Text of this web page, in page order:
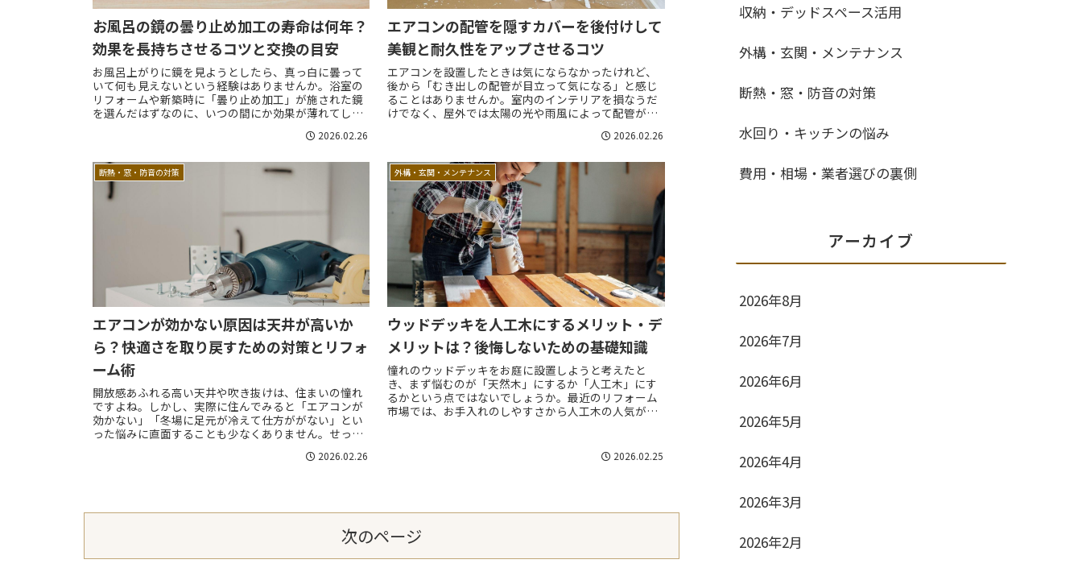
お風呂の鏡の曇り止め加工の寿命は何年？
効果を長持ちさせるコツと交換の目安
お風呂上がりに鏡を見ようとしたら、真っ白に曇って
いて何も見えないという経験はありませんか。浴室の
リフォームや新築時に「曇り止め加工」が施された鏡
を選んだはずなのに、いつの間にか効果が薄れてしま
2026.02.26
エアコンの配管を隠すカバーを後付けして
美観と耐久性をアップさせるコツ
エアコンを設置したときは気にならなかったけれど、
後から「むき出しの配管が目立って気になる」と感じ
ることはありませんか。室内のインテリアを損なうだ
けでなく、屋外では太陽の光や雨風によって配管がボ
2026.02.26
断熱・窓・防音の対策
エアコンが効かない原因は天井が高いか
ら？快適さを取り戻すための対策とリフォ
ーム術
開放感あふれる高い天井や吹き抜けは、住まいの憧れ
ですよね。しかし、実際に住んでみると「エアコンが
効かない」「冬場に足元が冷えて仕方ががない」とい
った悩みに直面することも少なくありません。せっか
2026.02.26
外構・玄関・メンテナンス
ウッドデッキを人工木にするメリット・デ
メリットは？後悔しないための基礎知識
憧れのウッドデッキをお庭に設置しようと考えたと
き、まず悩むのが「天然木」にするか「人工木」にす
るかという点ではないでしょうか。最近のリフォーム
市場では、お手入れのしやすさから人工木の人気が非
2026.02.25
次のページ
収納・デッドスペース活用
外構・玄関・メンテナンス
断熱・窓・防音の対策
水回り・キッチンの悩み
費用・相場・業者選びの裏側
アーカイブ
2026年8月
2026年7月
2026年6月
2026年5月
2026年4月
2026年3月
2026年2月